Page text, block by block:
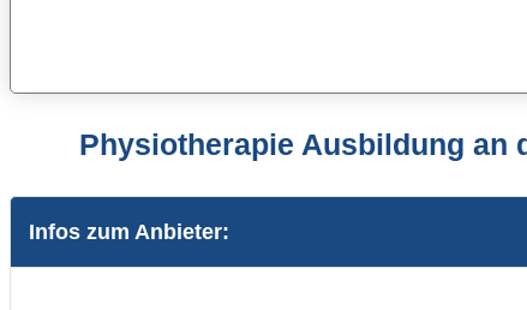
Physiotherapie Ausbildung an
Infos zum Anbieter: